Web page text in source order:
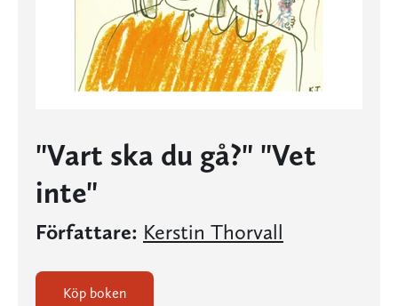
"Vart ska du gå?" "Vet
inte"
Författare: Kerstin Thorvall
Köp boken